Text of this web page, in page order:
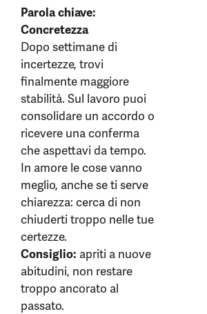
Parola chiave:
Concretezza
Dopo settimane di
incertezze, trovi
finalmente maggiore
stabilità. Sul lavoro puoi
consolidare un accordo o
ricevere una conferma
che aspettavi da tempo.
In amore le cose vanno
meglio, anche se ti serve
chiarezza: cerca di non
chiuderti troppo nelle tue
certezze.
Consiglio: apriti a nuove
abitudini, non restare
troppo ancorato al
passato.